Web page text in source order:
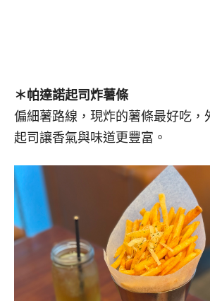
＊帕達諾起司炸薯條
偏細薯路線，現炸的薯條最好吃，
起司讓香氣與味道更豐富。